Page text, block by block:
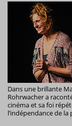
Dans une brillante
Rohrwacher a
cinéma et sa foi
l’indépendance de la